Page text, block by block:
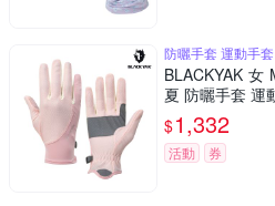
防曬手套 運動手
BLACKYAK 女
夏 防曬手套 運
$1,332
活動 券